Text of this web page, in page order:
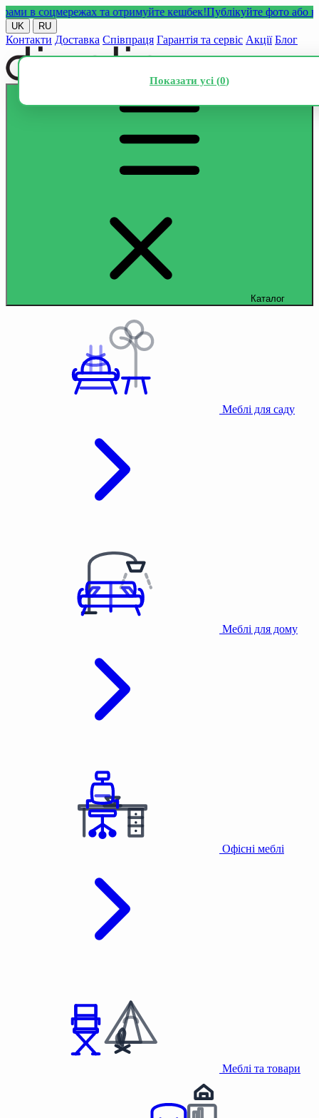
соцмережах та отримуйте кешбек!Публікуйте фото або
UK RU
Контакти Доставка Співпраця Гарантія та сервіс Акції Блог
Каталог
Меблі для саду
Меблі для дому
Офісні меблі
Меблі та товари
Показати усі (0)